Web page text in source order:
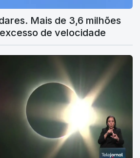
Mais de 3,6 milhões
de velocidade